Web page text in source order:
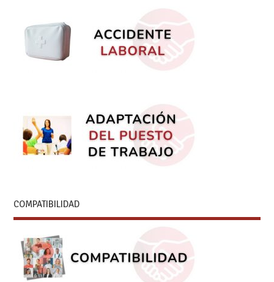
COMPATIBILIDAD